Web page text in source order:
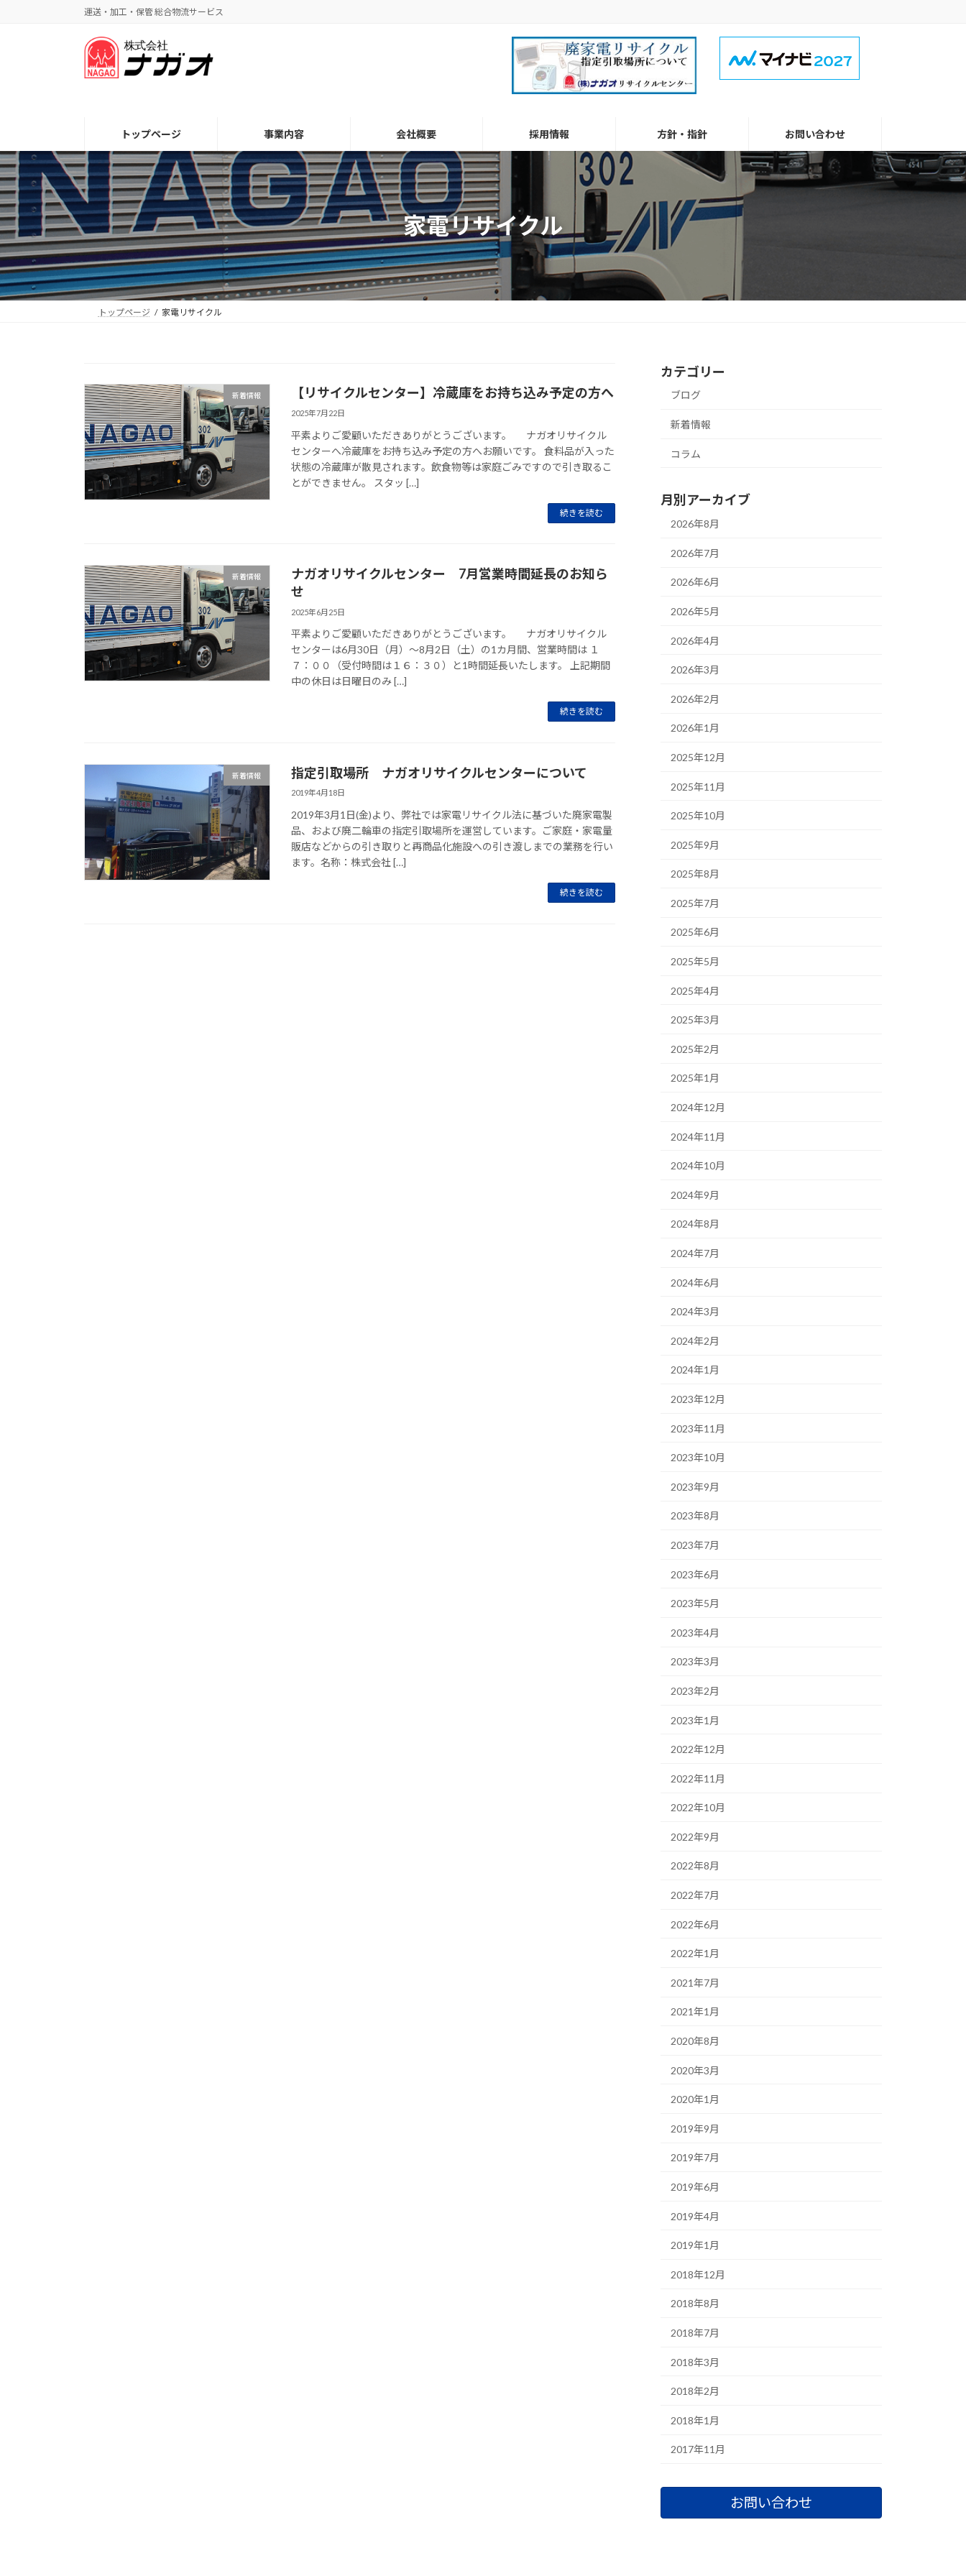
プ
動
運送・加工・保管 総合物流サービス
トップページ 事業内容 会社概要 採用情報 方針・指針 お問い合わせ
家電リサイクル
トップページ 家電リサイクル
新着情報 【リサイクルセンター】冷蔵庫をお持ち込み予定の方へ
2025年7月22日
平素よりご愛顧いただきありがとうございます。 ナガオリサイクル
センターへ冷蔵庫をお持ち込み予定の方へお願いです。 食料品が入った
状態の冷蔵庫が散見されます。飲食物等は家庭ごみですので引き取るこ
とができません。 スタッ […]
続きを読む
新着情報
ナガオリサイクルセンター 7月営業時間延長のお知ら
せ
2025年6月25日
平素よりご愛顧いただきありがとうございます。 ナガオリサイクル
センターは6月30日（月）～8月2日（土）の1カ月間、営業時間は １
７：００（受付時間は１６：３０）と1時間延長いたします。 上記期間
中の休日は日曜日のみ […]
続きを読む
新着情報 指定引取場所 ナガオリサイクルセンターについて
2019年4月18日
2019年3月1日(金)より、弊社では家電リサイクル法に基づいた廃家電製
品、および廃二輪車の指定引取場所を運営しています。ご家庭・家電量
販店などからの引き取りと再商品化施設への引き渡しまでの業務を行い
ます。名称：株式会社 […]
続きを読む
カテゴリー
ブログ
新着情報
コラム
月別アーカイブ
2026年8月
2026年7月
2026年6月
2026年5月
2026年4月
2026年3月
2026年2月
2026年1月
2025年12月
2025年11月
2025年10月
2025年9月
2025年8月
2025年7月
2025年6月
2025年5月
2025年4月
2025年3月
2025年2月
2025年1月
2024年12月
2024年11月
2024年10月
2024年9月
2024年8月
2024年7月
2024年6月
2024年3月
2024年2月
2024年1月
2023年12月
2023年11月
2023年10月
2023年9月
2023年8月
2023年7月
2023年6月
2023年5月
2023年4月
2023年3月
2023年2月
2023年1月
2022年12月
2022年11月
2022年10月
2022年9月
2022年8月
2022年7月
2022年6月
2022年1月
2021年7月
2021年1月
2020年8月
2020年3月
2020年1月
2019年9月
2019年7月
2019年6月
2019年4月
2019年1月
2018年12月
2018年8月
2018年7月
2018年3月
2018年2月
2018年1月
2017年11月
お問い合わせ